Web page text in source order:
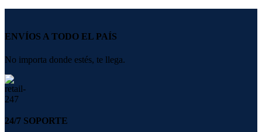
ENVÍOS A TODO EL PAÍS
No importa donde estés, te llega.
24/7 SOPORTE